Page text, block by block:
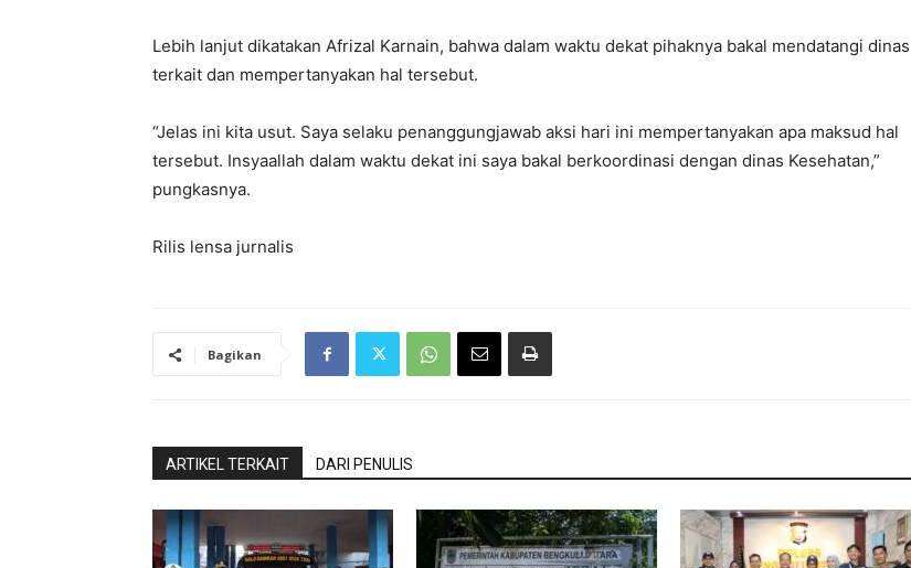
Lebih lanjut dikatakan Afrizal Karnain, bahwa dalam waktu dekat pihaknya bakal mendatangi dinas
terkait dan mempertanyakan hal tersebut.
“Jelas ini kita usut. Saya selaku penanggungjawab aksi hari ini mempertanyakan apa maksud hal
tersebut. Insyaallah dalam waktu dekat ini saya bakal berkoordinasi dengan dinas Kesehatan,”
pungkasnya.
Rilis lensa jurnalis
Bagikan
ARTIKEL TERKAIT DARI PENULIS